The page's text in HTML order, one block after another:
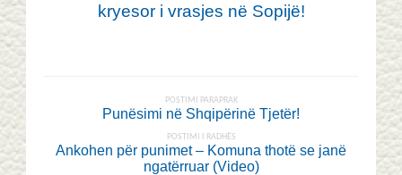
kryesor i vrasjes në Sopijë!
POSTIMI PARAPRAK
Punësimi në Shqipërinë Tjetër!
POSTIMI I RADHËS
Ankohen për punimet – Komuna thotë se janë
ngatërruar (Video)